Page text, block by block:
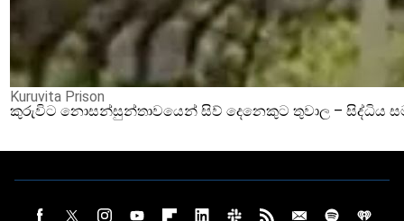
Kuruvita Prison
කුරුවිට නොසන්සුන්තාවයෙන් සිව් දෙනෙකුට තුවාල – සිද්ධිය